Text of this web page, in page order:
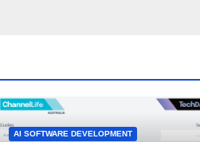
AI SOFTWARE DEVELOPMENT